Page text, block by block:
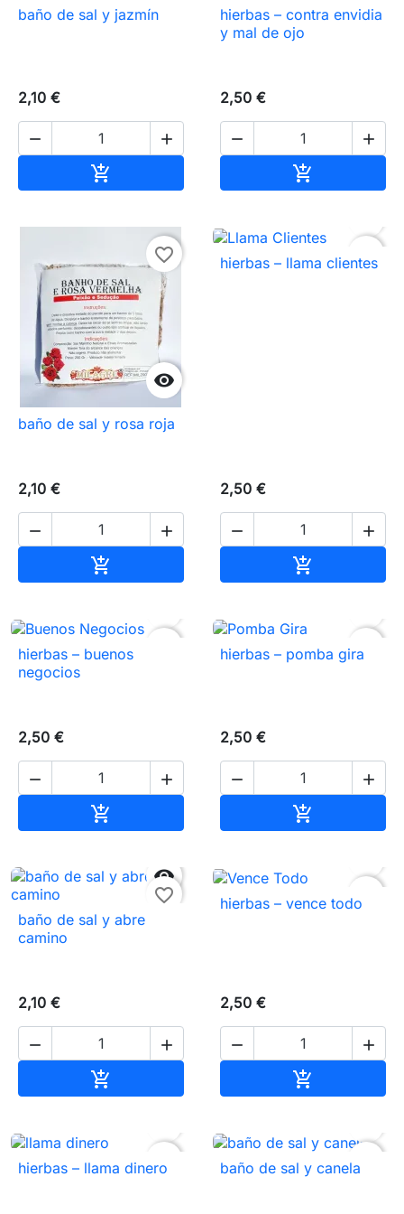
baño de sal y jazmín
2,10 €
 

hierbas – contra envidia
y mal de ojo
2,50 €
 


favorite_border
baño de sal y rosa roja
2,10 €
 

favorite_border
hierbas – llama clientes
2,50 €
 

hierbas – buenos
negocios
2,50 €
 

favorite_border
hierbas – pomba gira
2,50 €
 


favorite_border
baño de sal y abre
camino
2,10 €
 

favorite_border
hierbas – vence todo
2,50 €
 

favorite_border
hierbas – llama dinero
favorite_border
baño de sal y canela